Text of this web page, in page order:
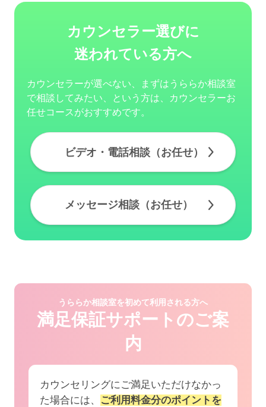
カウンセラー選びに
迷われている方へ
カウンセラーが選べない、まずはうららか相談室
で相談してみたい、という方は、カウンセラーお
任せコースがおすすめです。
ビデオ・電話相談（お任せ）
メッセージ相談（お任せ）
うららか相談室を初めて利用される方へ
満足保証サポートのご案
内
カウンセリングにご満足いただけなかっ
た場合には、
ご利用料金分のポイントを